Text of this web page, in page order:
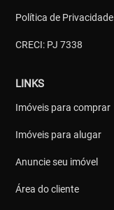
Política de Privacidade
CRECI: PJ 7338
LINKS
Imóveis para comprar
Imóveis para alugar
Anuncie seu imóvel
Área do cliente